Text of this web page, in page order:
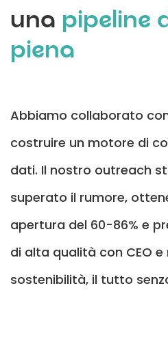
una pipeline
piena
Abbiamo collaborato
costruire un motore di
dati. Il nostro outreach
superato il rumore,
apertura del 60-86% e
di alta qualità con CEO
sostenibilità, il tutto